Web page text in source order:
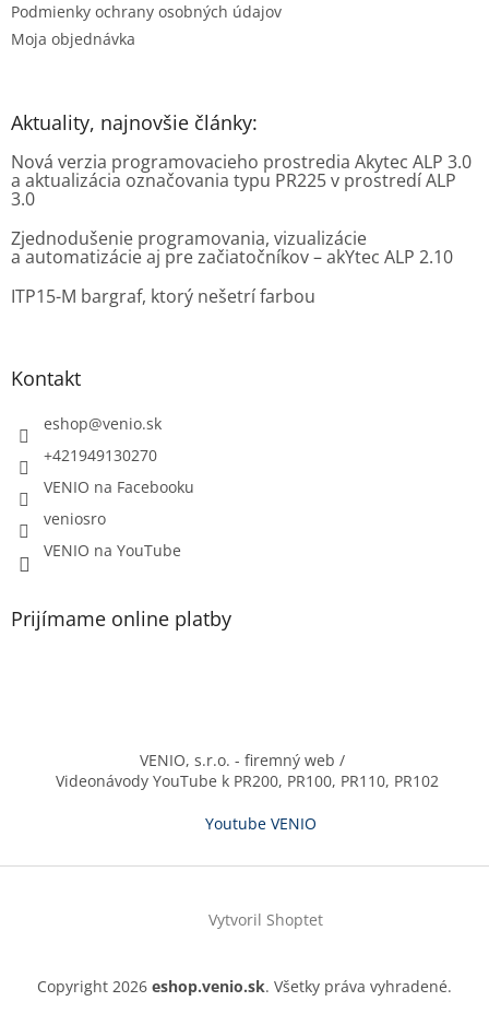
Podmienky ochrany osobných údajov
Moja objednávka
Aktuality, najnovšie články:
Nová verzia programovacieho prostredia Akytec ALP 3.0
a aktualizácia označovania typu PR225 v prostredí ALP
3.0
Zjednodušenie programovania, vizualizácie
a automatizácie aj pre začiatočníkov – akYtec ALP 2.10
ITP15-M bargraf, ktorý nešetrí farbou
Kontakt
eshop@venio.sk
+421949130270
VENIO na Facebooku
veniosro
VENIO na YouTube
Prijímame online platby
VENIO, s.r.o. - firemný web /
Videonávody YouTube k PR200, PR100, PR110, PR102
Youtube VENIO
Vytvoril Shoptet
Copyright 2026 eshop.venio.sk. Všetky práva vyhradené.